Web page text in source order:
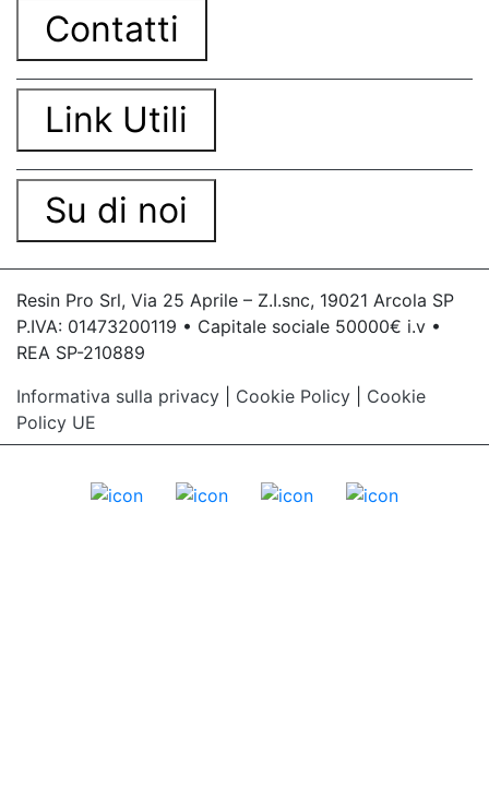
Contatti
Link Utili
Su di noi
Resin Pro Srl, Via 25 Aprile – Z.I.snc, 19021 Arcola SP
P.IVA: 01473200119 • Capitale sociale 50000€ i.v •
REA SP-210889
Informativa sulla privacy
Cookie Policy
Cookie
Policy UE